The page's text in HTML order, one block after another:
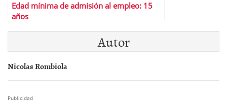
Edad mínima de admisión al empleo: 15
años
Autor
Nicolas Rombiola
Publicidad